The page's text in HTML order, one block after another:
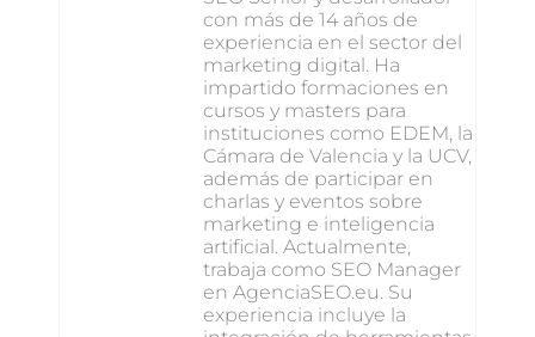
con más de 14 años de
experiencia en el sector del
marketing digital. Ha
impartido formaciones en
cursos y masters para
instituciones como EDEM, la
Cámara de Valencia y la UCV,
además de participar en
charlas y eventos sobre
marketing e inteligencia
artificial. Actualmente,
trabaja como SEO Manager
en AgenciaSEO.eu. Su
experiencia incluye la